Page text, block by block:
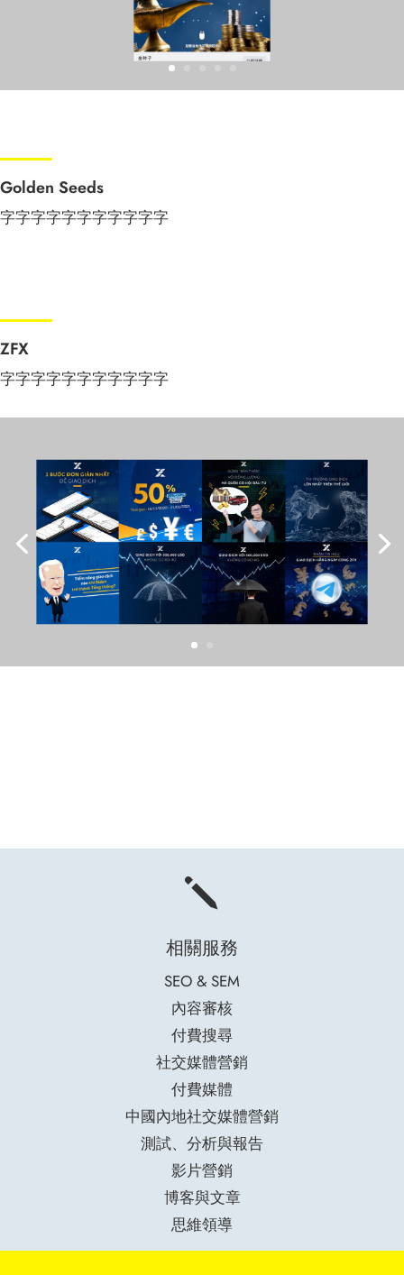
Golden Seeds
字字字字字字字字字字字
ZFX
字字字字字字字字字字字
j
相關服務
SEO & SEM
內容審核
付費搜尋
社交媒體營銷
付費媒體
中國內地社交媒體營銷
測試、分析與報告
影片營銷
博客與文章
思維領導